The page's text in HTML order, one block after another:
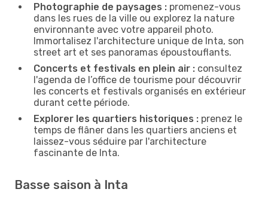
Photographie de paysages : promenez-vous
dans les rues de la ville ou explorez la nature
environnante avec votre appareil photo.
Immortalisez l'architecture unique de Inta, son
street art et ses panoramas époustouflants.
Concerts et festivals en plein air : consultez
l'agenda de l’office de tourisme pour découvrir
les concerts et festivals organisés en extérieur
durant cette période.
Explorer les quartiers historiques : prenez le
temps de flâner dans les quartiers anciens et
laissez-vous séduire par l'architecture
fascinante de Inta.
Basse saison à Inta